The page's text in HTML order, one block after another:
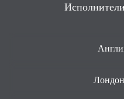
Исполнители